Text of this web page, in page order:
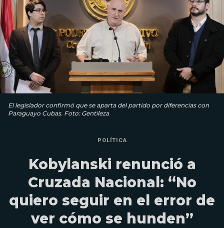
El legislador confirmó que se aparta del partido por diferencias con
Paraguayo Cubas. Foto: Gentileza
POLÍTICA
Kobylanski renunció a
Cruzada Nacional: “No
quiero seguir en el error de
ver cómo se hunden”